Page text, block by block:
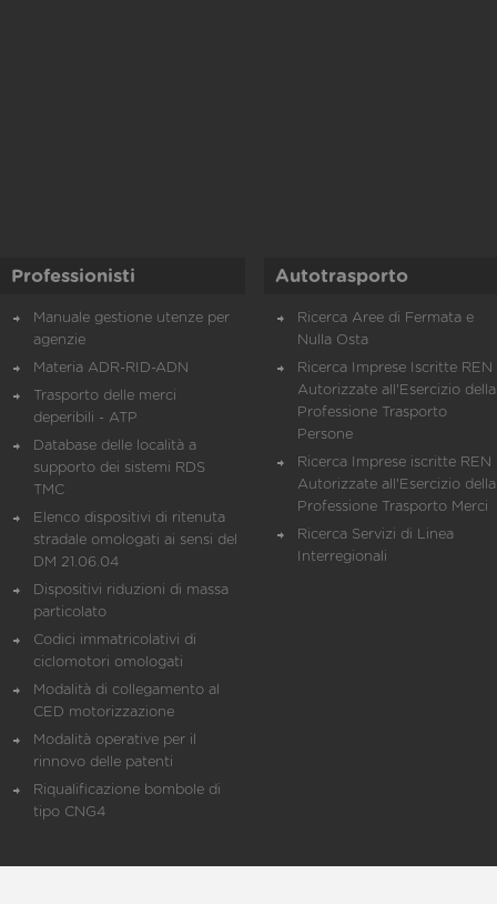
Professionisti
Manuale gestione utenze per
agenzie
Materia ADR-RID-ADN
Trasporto delle merci
deperibili - ATP
Database delle località a
supporto dei sistemi RDS
TMC
Elenco dispositivi di ritenuta
stradale omologati ai sensi del
DM 21.06.04
Dispositivi riduzioni di massa
particolato
Codici immatricolativi di
ciclomotori omologati
Modalità di collegamento al
CED motorizzazione
Modalità operative per il
rinnovo delle patenti
Riqualificazione bombole di
tipo CNG4
Autotrasporto
Ricerca Aree di Fermata e
Nulla Osta
Ricerca Imprese Iscritte REN
Autorizzate all'Esercizio della
Professione Trasporto
Persone
Ricerca Imprese iscritte REN
Autorizzate all'Esercizio della
Professione Trasporto Merci
Ricerca Servizi di Linea
Interregionali